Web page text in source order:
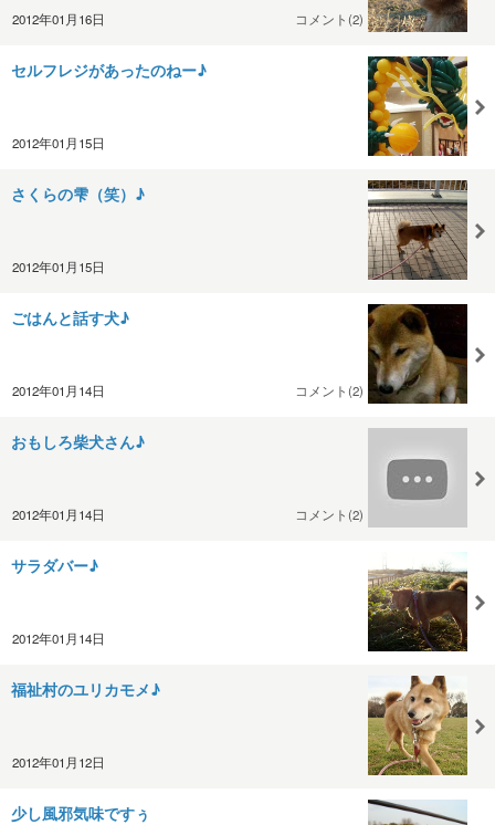
2012年01月16日 コメント(2)
セルフレジがあったのねー♪
2012年01月15日
さくらの雫（笑）♪
2012年01月15日
ごはんと話す犬♪
2012年01月14日 コメント(2)
おもしろ柴犬さん♪
2012年01月14日 コメント(2)
サラダバー♪
2012年01月14日
福祉村のユリカモメ♪
2012年01月12日
少し風邪気味ですぅ